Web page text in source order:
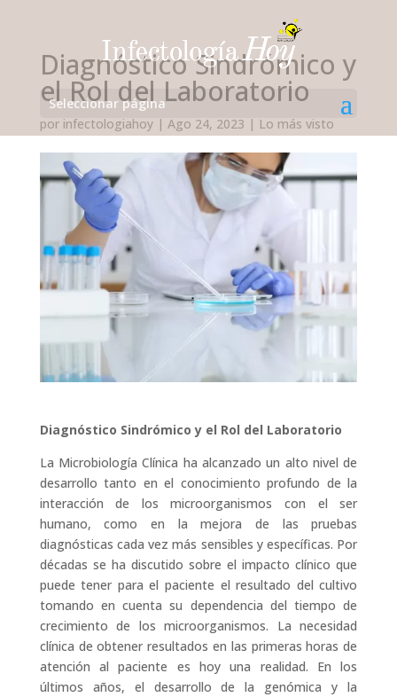
Seleccionar página
Diagnóstico Sindrómico y
el Rol del Laboratorio
por infectologiahoy| Ago 24, 2023 | Lo más visto
Diagnóstico Sindrómico y el Rol del Laboratorio
La Microbiología Clínica ha alcanzado un alto nivel de
desarrollo tanto en el conocimiento profundo de la
interacción de los microorganismos con el ser
humano, como en la mejora de las pruebas
diagnósticas cada vez más sensibles y específicas. Por
décadas se ha discutido sobre el impacto clínico que
puede tener para el paciente el resultado del cultivo
tomando en cuenta su dependencia del tiempo de
crecimiento de los microorganismos. La necesidad
clínica de obtener resultados en las primeras horas de
atención al paciente es hoy una realidad. En los
últimos años, el desarrollo de la genómica y la